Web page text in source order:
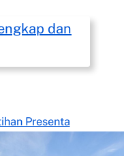
dan
Presenta